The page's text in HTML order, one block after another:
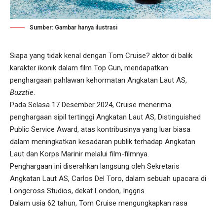
Sumber: Gambar hanya ilustrasi
Siapa yang tidak kenal dengan Tom Cruise? aktor di balik
karakter ikonik dalam film Top Gun, mendapatkan
penghargaan pahlawan kehormatan Angkatan Laut AS,
Buzztie.
Pada Selasa 17 Desember 2024, Cruise menerima
penghargaan sipil tertinggi Angkatan Laut AS, Distinguished
Public Service Award, atas kontribusinya yang luar biasa
dalam meningkatkan kesadaran publik terhadap Angkatan
Laut dan Korps Marinir melalui film-filmnya.
Penghargaan ini diserahkan langsung oleh Sekretaris
Angkatan Laut AS, Carlos Del Toro, dalam sebuah upacara di
Longcross Studios, dekat London, Inggris.
Dalam usia 62 tahun, Tom Cruise mengungkapkan rasa